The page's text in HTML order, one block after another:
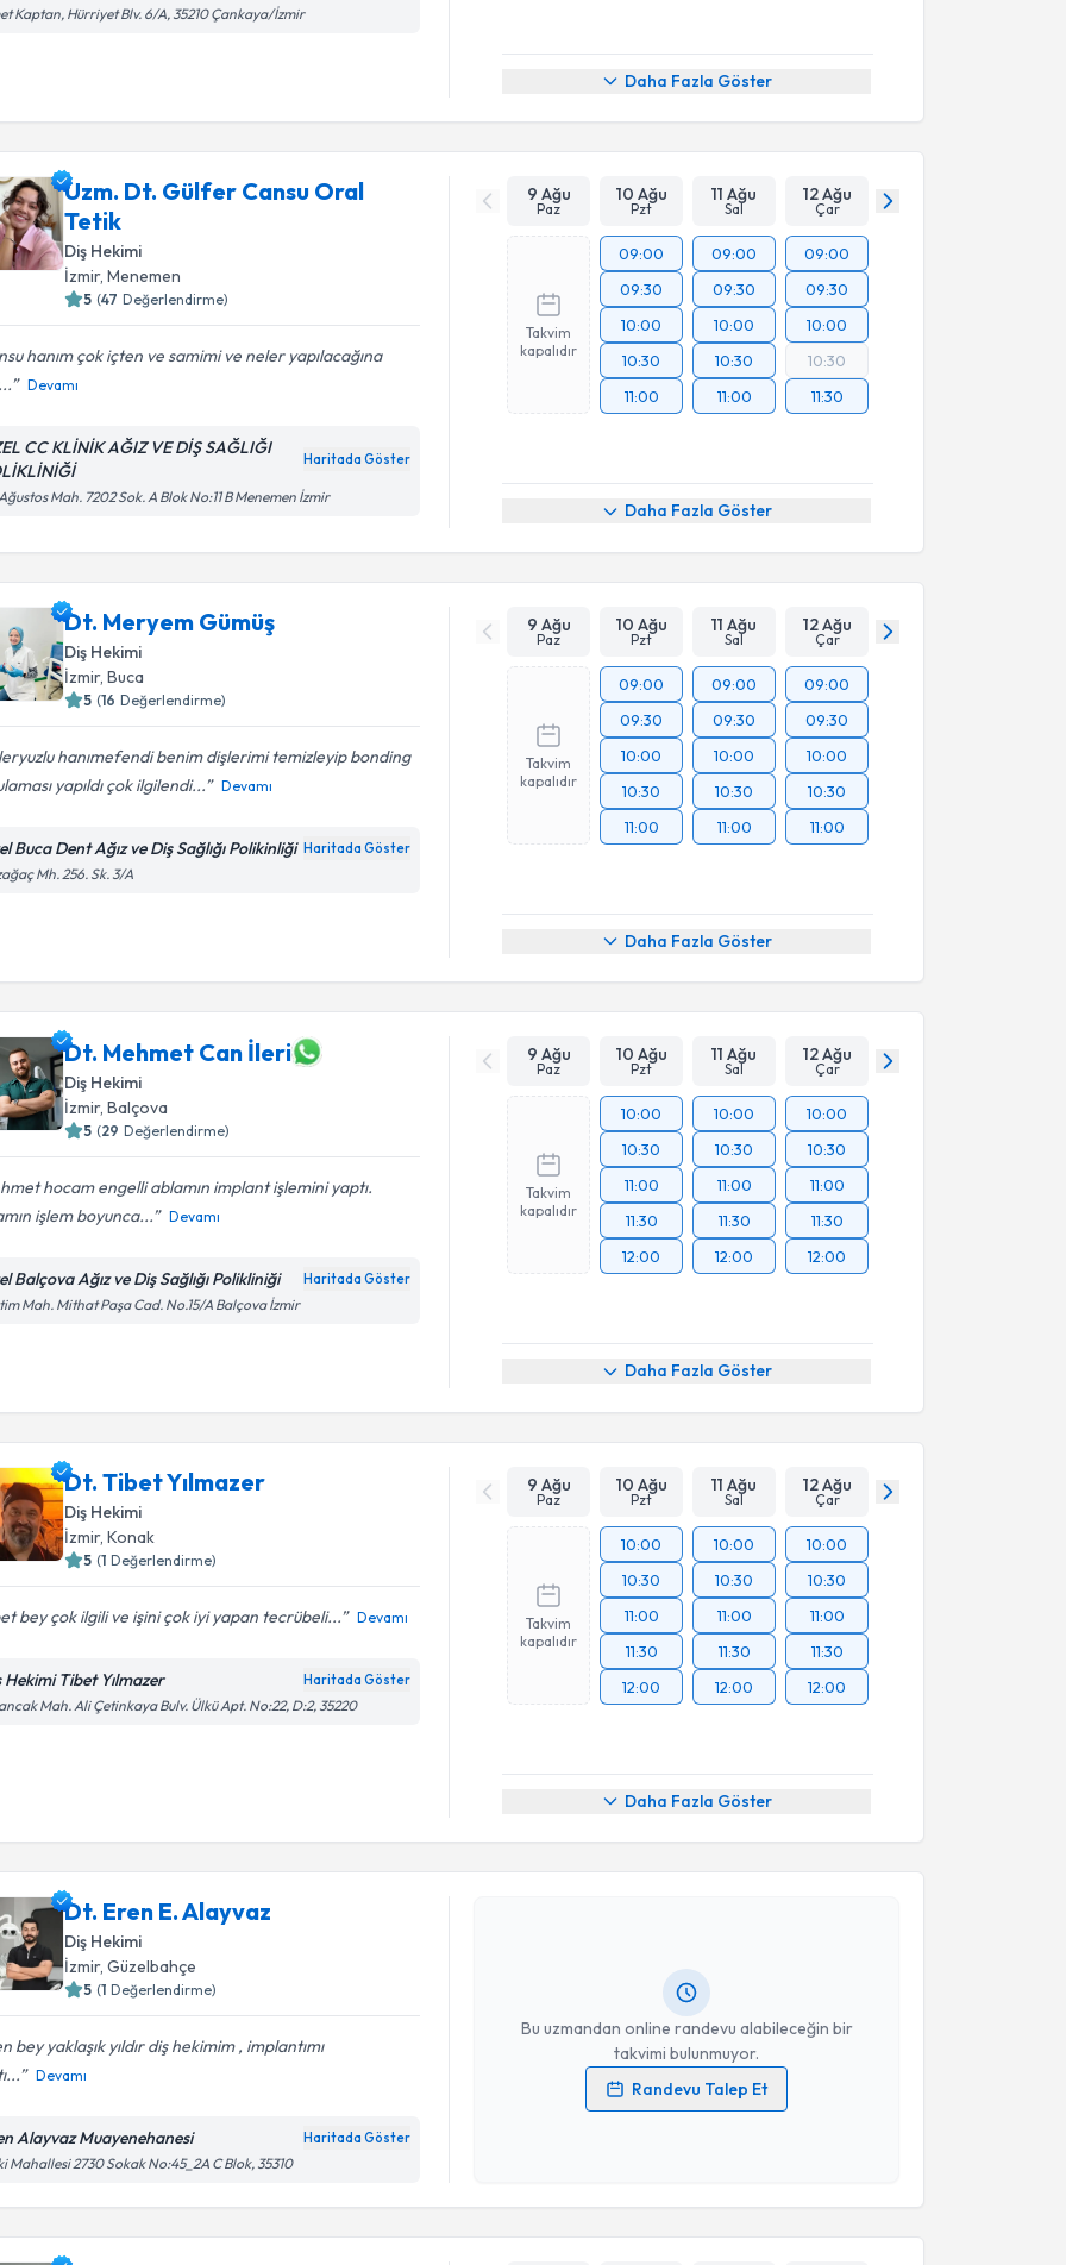
Kaptan, Hürriyet Blv. 6/A, 35210 Çankaya/İzmir
Daha Fazla Göster
Uzm. Dt. Gülfer Cansu Oral
Tetik
Diş Hekimi
İzmir, Menemen
5 (47 Değerlendirme)
hanım çok içten ve samimi ve neler yapılacağına
Devamı
CC KLİNİK AĞIZ VE DİŞ SAĞLIĞI
Haritada Göster
Mah. 7202 Sok. A Blok No:11 B Menemen İzmir
9 Ağu
Paz
10 Ağu
Pzt
11 Ağu
Sal
12 Ağu
Çar
Takvim
kapalıdır
09:00
09:30
10:00
10:30
11:00
09:00
09:30
10:00
10:30
11:00
09:00
09:30
10:00
10:30
11:30
Daha Fazla Göster
Dt. Meryem Gümüş
Diş Hekimi
İzmir, Buca
5 (16 Değerlendirme)
hanımefendi benim dişlerimi temizleyip bonding
yapıldı çok ilgilendi...
Devamı
Buca Dent Ağız ve Diş Sağlığı Polikinliği Haritada Göster
Mh. 256. Sk. 3/A
9 Ağu
Paz
10 Ağu
Pzt
11 Ağu
Sal
12 Ağu
Çar
Takvim
kapalıdır
09:00
09:30
10:00
10:30
11:00
09:00
09:30
10:00
10:30
11:00
09:00
09:30
10:00
10:30
11:00
Daha Fazla Göster
Dt. Mehmet Can İleri
Diş Hekimi
İzmir, Balçova
5 (29 Değerlendirme)
hocam engelli ablamın implant işlemini yaptı.
işlem boyunca...
Devamı
Balçova Ağız ve Diş Sağlığı Polikliniği Haritada Göster
Mah. Mithat Paşa Cad. No.15/A Balçova İzmir
9 Ağu
Paz
10 Ağu
Pzt
11 Ağu
Sal
12 Ağu
Çar
Takvim
kapalıdır
10:00
10:30
11:00
11:30
12:00
10:00
10:30
11:00
11:30
12:00
10:00
10:30
11:00
11:30
12:00
Daha Fazla Göster
Dt. Tibet Yılmazer
Diş Hekimi
İzmir, Konak
5 (1 Değerlendirme)
bey çok ilgili ve işini çok iyi yapan tecrübeli... Devamı
Hekimi Tibet Yılmazer Haritada Göster
Mah. Ali Çetinkaya Bulv. Ülkü Apt. No:22, D:2, 35220
9 Ağu
Paz
10 Ağu
Pzt
11 Ağu
Sal
12 Ağu
Çar
Takvim
kapalıdır
10:00
10:30
11:00
11:30
12:00
10:00
10:30
11:00
11:30
12:00
10:00
10:30
11:00
11:30
12:00
Daha Fazla Göster
Dt. Eren E. Alayvaz
Diş Hekimi
İzmir, Güzelbahçe
5 (1 Değerlendirme)
bey yaklaşık yıldır diş hekimim , implantımı
Devamı
Alayvaz Muayenehanesi Haritada Göster
Mahallesi 2730 Sokak No:45_2A C Blok, 35310
Bu uzmandan online randevu alabileceğin bir
takvimi bulunmuyor.
Randevu Talep Et
Randevu Takvimi Talebi
Dt. Eren E. Alayvaz
Kişisel verilerimin işlenmesine ilişkinAydınlatma Metni
Takvim Talebini Gönder